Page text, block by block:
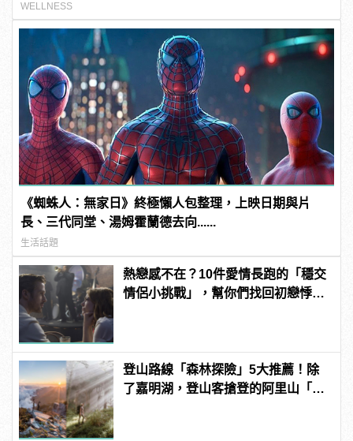
WELLNESS
《蜘蛛人：無家日》終極懶人包整理，上映日期與片
長、三代同堂、湯姆霍蘭德去向......
生活話題
熱戀感不在？10件愛情長跑的「穩交
情侶小挑戰」，幫你們找回初戀悸
登山路線「森林探險」5大推薦！除
了嘉明湖，登山客搶登的阿里山「眠